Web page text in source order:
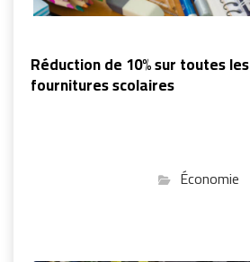
Réduction de 10% sur toutes les
fournitures scolaires
Économie